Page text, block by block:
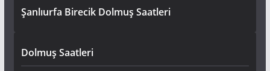
Şanlıurfa Birecik Dolmuş Saatleri
Dolmuş Saatleri